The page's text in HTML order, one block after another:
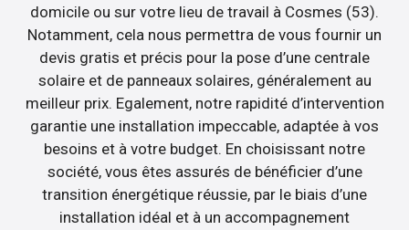
domicile ou sur votre lieu de travail à Cosmes (53).
Notamment, cela nous permettra de vous fournir un
devis gratis et précis pour la pose d’une centrale
solaire et de panneaux solaires, généralement au
meilleur prix. Egalement, notre rapidité d’intervention
garantie une installation impeccable, adaptée à vos
besoins et à votre budget. En choisissant notre
société, vous êtes assurés de bénéficier d’une
transition énergétique réussie, par le biais d’une
installation idéal et à un accompagnement